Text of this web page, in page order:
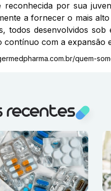
reconhecida por sua
a fornecer o mais
todos desenvolvidos
contínuo com a expansão
quem-
recentes